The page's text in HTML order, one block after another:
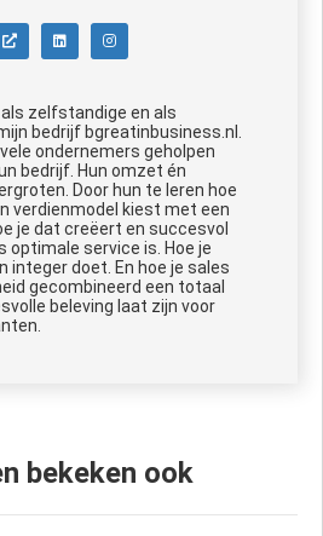
zelfstandige en als
bedrijf bgreatinbusiness.nl.
ondernemers geholpen
bedrijf. Hun omzet én
Door hun te leren hoe
verdienmodel kiest met een
je dat creëert en succesvol
optimale service is. Hoe je
integer doet. En hoe je sales
gecombineerd een totaal
beleving laat zijn voor
bekeken ook